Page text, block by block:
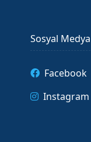
Sosyal Medya
Facebook
Instagram